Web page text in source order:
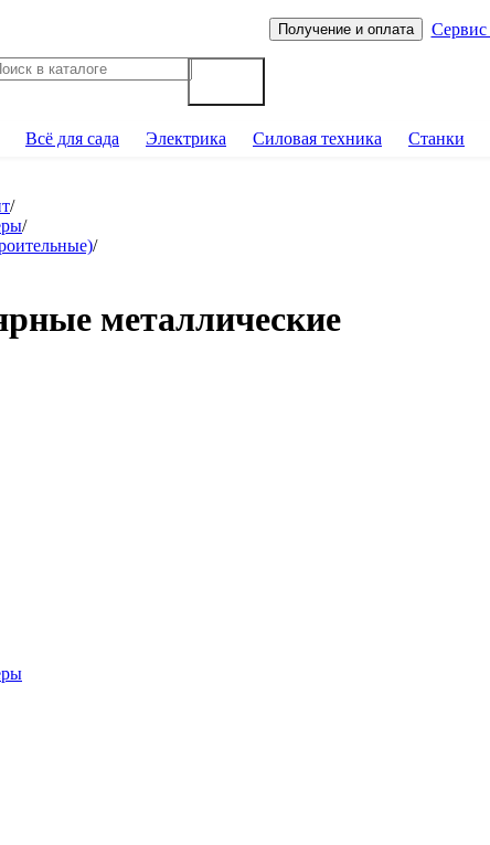
Получение и оплата
Всё для сада Электрика Силовая техника Станки
/
/
/
металлические